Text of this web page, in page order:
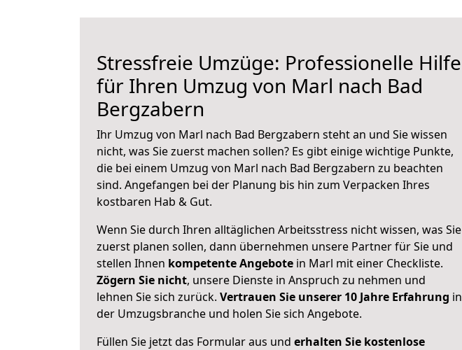
Stressfreie Umzüge: Professionelle Hilfe
für Ihren Umzug von Marl nach Bad
Bergzabern
Ihr Umzug von Marl nach Bad Bergzabern steht an und Sie wissen
nicht, was Sie zuerst machen sollen? Es gibt einige wichtige Punkte,
die bei einem Umzug von Marl nach Bad Bergzabern zu beachten
sind. Angefangen bei der Planung bis hin zum Verpacken Ihres
kostbaren Hab & Gut.
Wenn Sie durch Ihren alltäglichen Arbeitsstress nicht wissen, was Sie
zuerst planen sollen, dann übernehmen unsere Partner für Sie und
stellen Ihnen kompetente Angebote in Marl mit einer Checkliste.
Zögern Sie nicht, unsere Dienste in Anspruch zu nehmen und
lehnen Sie sich zurück. Vertrauen Sie unserer 10 Jahre Erfahrung in
der Umzugsbranche und holen Sie sich Angebote.
Füllen Sie jetzt das Formular aus und erhalten Sie kostenlose